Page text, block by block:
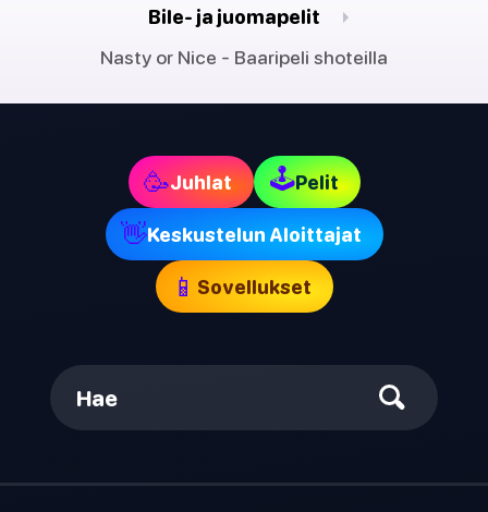
Bile- ja juomapelit
Nasty or Nice - Baaripeli shoteilla
🥳Juhlat 🕹Pelit
👋Keskustelun Aloittajat
📱 Sovellukset
Hae